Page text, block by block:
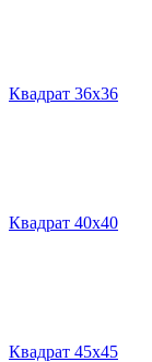
Квадрат 36х36
Квадрат 40х40
Квадрат 45х45